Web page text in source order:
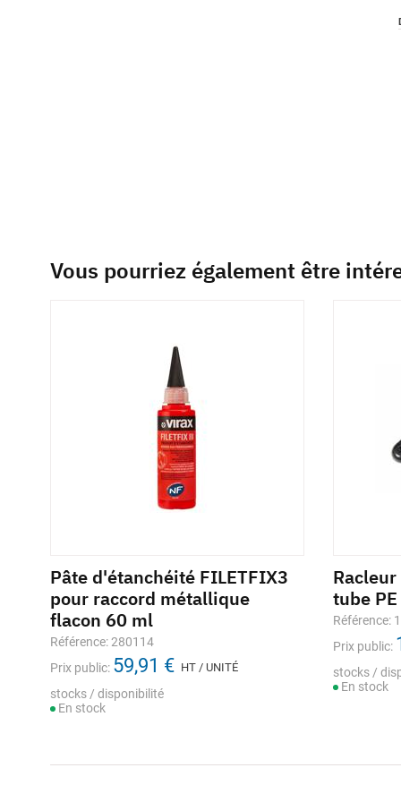
Vous pourriez également être
Pâte d'étanchéité FILETFIX3
pour raccord métallique
flacon 60 ml
Référence: 280114
Prix public: 59,91 € HT / UNITÉ
stocks / disponibilité
En stock
tube PE
Référence:
Prix public:
stocks /
En stock